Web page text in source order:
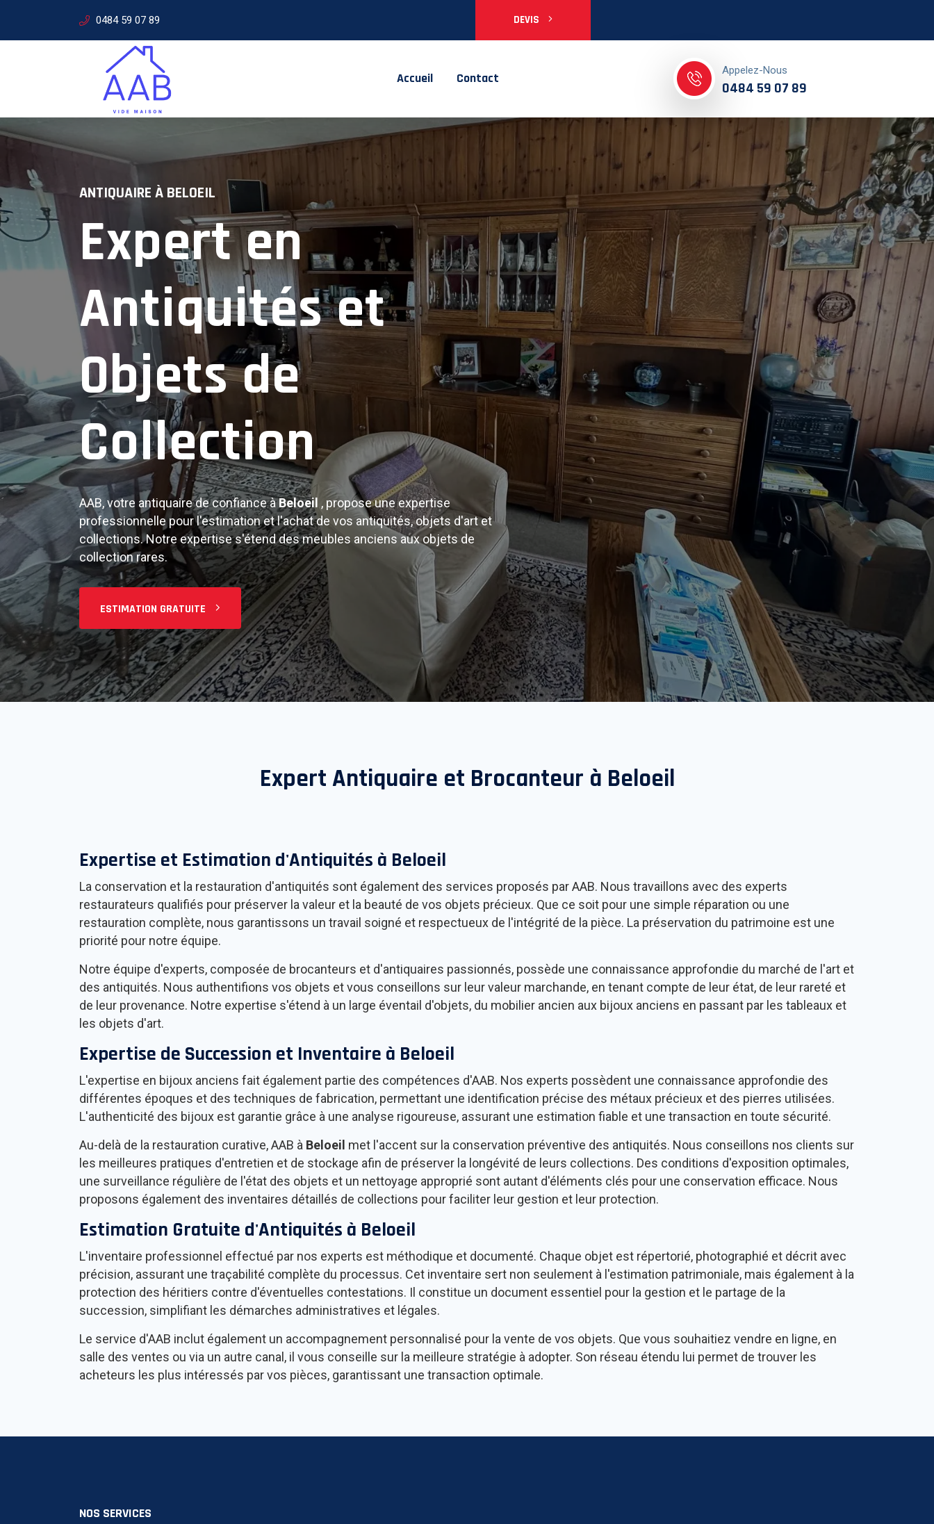
0484 59 07 89 DEVIS
Accueil Contact Appelez-Nous
0484 59 07 89
ANTIQUAIRE À BELOEIL
Expert en
Antiquités et
Objets de
Collection
AAB, votre antiquaire de confiance àBeloeil , propose une expertise
professionnelle pour l'estimation et l'achat de vos antiquités, objets d'art et
collections. Notre expertise s'étend des meubles anciens aux objets de
collection rares.
ESTIMATION GRATUITE
SERVICES D'ANTIQUAIRE
Expertise en
Objets Anciens
Notre expertise couvre tous types d'antiquités : meubles anciens, tableaux,
objets d'art, bijoux, argenterie, et objets de collection. Bénéficiez d'une
estimation juste et professionnelle de vos biens.
FAIRE ESTIMER
Expert Antiquaire et Brocanteur à Beloeil
Expertise et Estimation d'Antiquités à Beloeil
La conservation et la restauration d'antiquités sont également des services proposés par AAB. Nous travaillons avec des experts
restaurateurs qualifiés pour préserver la valeur et la beauté de vos objets précieux. Que ce soit pour une simple réparation ou une
restauration complète, nous garantissons un travail soigné et respectueux de l'intégrité de la pièce. La préservation du patrimoine est une
priorité pour notre équipe.
Notre équipe d'experts, composée de brocanteurs et d'antiquaires passionnés, possède une connaissance approfondie du marché de l'art et
des antiquités. Nous authentifions vos objets et vous conseillons sur leur valeur marchande, en tenant compte de leur état, de leur rareté et
de leur provenance. Notre expertise s'étend à un large éventail d'objets, du mobilier ancien aux bijoux anciens en passant par les tableaux et
les objets d'art.
Expertise de Succession et Inventaire à Beloeil
L'expertise en bijoux anciens fait également partie des compétences d'AAB. Nos experts possèdent une connaissance approfondie des
différentes époques et des techniques de fabrication, permettant une identification précise des métaux précieux et des pierres utilisées.
L'authenticité des bijoux est garantie grâce à une analyse rigoureuse, assurant une estimation fiable et une transaction en toute sécurité.
Au-delà de la restauration curative, AAB à Beloeil met l'accent sur la conservation préventive des antiquités. Nous conseillons nos clients sur
les meilleures pratiques d'entretien et de stockage afin de préserver la longévité de leurs collections. Des conditions d'exposition optimales,
une surveillance régulière de l'état des objets et un nettoyage approprié sont autant d'éléments clés pour une conservation efficace. Nous
proposons également des inventaires détaillés de collections pour faciliter leur gestion et leur protection.
Estimation Gratuite d'Antiquités à Beloeil
L'inventaire professionnel effectué par nos experts est méthodique et documenté. Chaque objet est répertorié, photographié et décrit avec
précision, assurant une traçabilité complète du processus. Cet inventaire sert non seulement à l'estimation patrimoniale, mais également à la
protection des héritiers contre d'éventuelles contestations. Il constitue un document essentiel pour la gestion et le partage de la
succession, simplifiant les démarches administratives et légales.
Le service d'AAB inclut également un accompagnement personnalisé pour la vente de vos objets. Que vous souhaitiez vendre en ligne, en
salle des ventes ou via un autre canal, il vous conseille sur la meilleure stratégie à adopter. Son réseau étendu lui permet de trouver les
acheteurs les plus intéressés par vos pièces, garantissant une transaction optimale.
NOS SERVICES